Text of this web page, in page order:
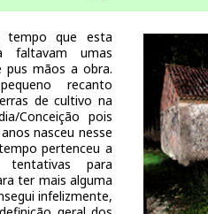
que esta
faltavam umas
pus mãos a obra.
recanto
de cultivo na
Conceição pois
nasceu nesse
pertenceu a
tentativas para
ter mais alguma
infelizmente,